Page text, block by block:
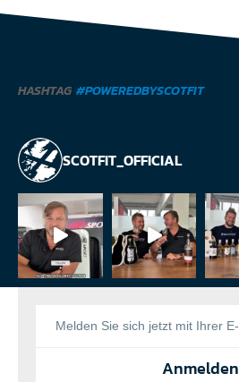
HASHTAG #POWEREDBYSCOTFIT
SCOTFIT_OFFICIAL
Anmelden